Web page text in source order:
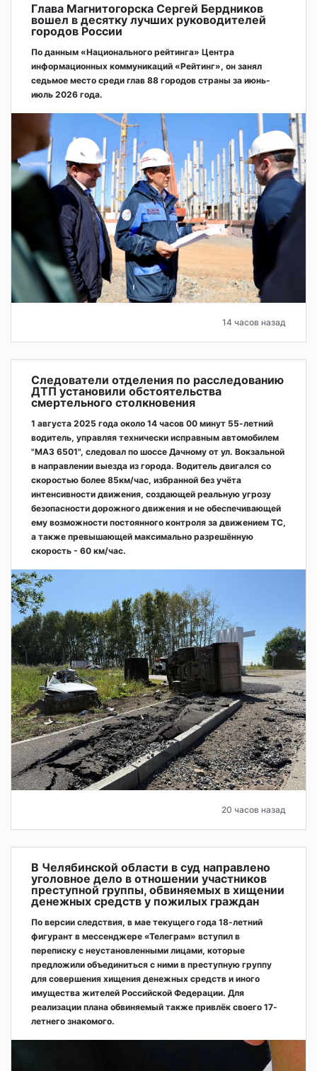
Глава Магнитогорска Сергей Бердников
вошел в десятку лучших руководителей
городов России
По данным «Национального рейтинга» Центра
информационных коммуникаций «Рейтинг», он занял
седьмое место среди глав 88 городов страны за июнь-
июль 2026 года.
14 часов назад
Следователи отделения по расследованию
ДТП установили обстоятельства
смертельного столкновения
1 августа 2025 года около 14 часов 00 минут 55-летний
водитель, управляя технически исправным автомобилем
"МАЗ 6501", следовал по шоссе Дачному от ул. Вокзальной
в направлении выезда из города. Водитель двигался со
скоростью более 85км/час, избранной без учёта
интенсивности движения, создающей реальную угрозу
безопасности дорожного движения и не обеспечивающей
ему возможности постоянного контроля за движением ТС,
а также превышающей максимально разрешённую
скорость - 60 км/час.
20 часов назад
В Челябинской области в суд направлено
уголовное дело в отношении участников
преступной группы, обвиняемых в хищении
денежных средств у пожилых граждан
По версии следствия, в мае текущего года 18-летний
фигурант в мессенджере «Телеграм» вступил в
переписку с неустановленными лицами, которые
предложили объединиться с ними в преступную группу
для совершения хищения денежных средств и иного
имущества жителей Российской Федерации. Для
реализации плана обвиняемый также привлёк своего 17-
летнего знакомого.